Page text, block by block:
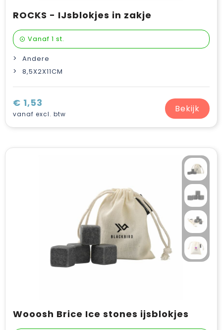
ROCKS - IJsblokjes in zakje
Vanaf 1 st.
Andere
8,5X2X11CM
€ 1,53
vanaf excl. btw Bekijk
Wooosh Brice Ice stones ijsblokjes